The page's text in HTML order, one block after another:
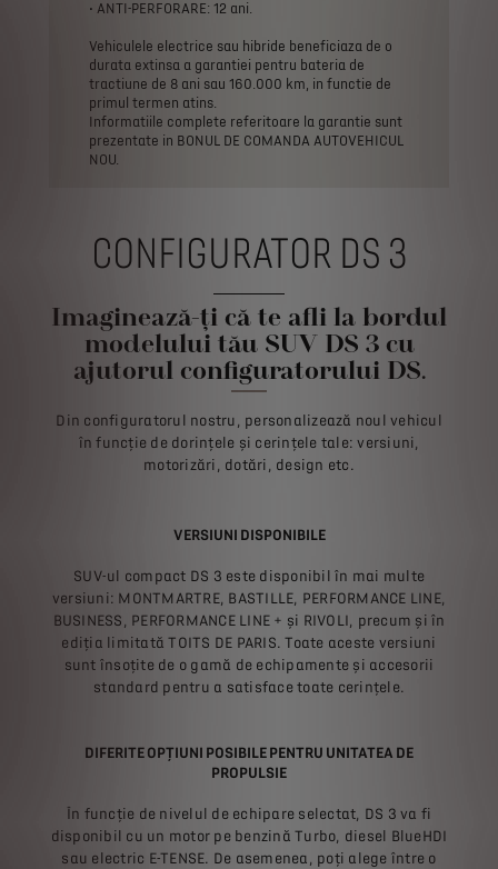
• ANTI-PERFORARE: 12 ani.
Vehiculele electrice sau hibride beneficiaza de o
durata extinsa a garantiei pentru bateria de
tractiune de 8 ani sau 160.000 km, in functie de
primul termen atins.
Informatiile complete referitoare la garantie sunt
prezentate in BONUL DE COMANDA AUTOVEHICUL
NOU.
CONFIGURATOR DS 3
Imaginează-ți că te afli la bordul
modelului tău SUV DS 3 cu
ajutorul configuratorului DS.
Din configuratorul nostru, personalizează noul vehicul
în funcție de dorințele și cerințele tale: versiuni,
motorizări, dotări, design etc.
VERSIUNI DISPONIBILE
SUV-ul compact DS 3 este disponibil în mai multe
versiuni: MONTMARTRE, BASTILLE, PERFORMANCE LINE,
BUSINESS, PERFORMANCE LINE + și RIVOLI, precum și în
ediția limitată TOITS DE PARIS. Toate aceste versiuni
sunt însoțite de o gamă de echipamente și accesorii
standard pentru a satisface toate cerințele.
DIFERITE OPȚIUNI POSIBILE PENTRU UNITATEA DE
PROPULSIE
În funcție de nivelul de echipare selectat, DS 3 va fi
disponibil cu un motor pe benzină Turbo, diesel BlueHDI
sau electric E-TENSE. De asemenea, poți alege între o